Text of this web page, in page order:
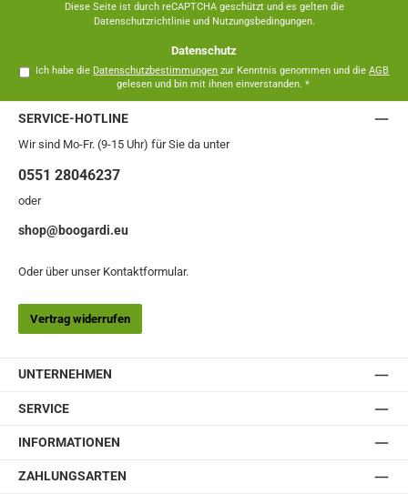
Diese Seite ist durch reCAPTCHA geschützt und es gelten die
Datenschutzrichtlinieund Nutzungsbedingungen.
Datenschutz
Ich habe die Datenschutzbestimmungen zur Kenntnis genommen und dieAGB
gelesen und bin mit ihnen einverstanden. *
SERVICE-HOTLINE
Wir sind Mo-Fr. (9-15 Uhr) für Sie da unter
0551 28046237
oder
shop@boogardi.eu
Oder über unser Kontaktformular.
Vertrag widerrufen
UNTERNEHMEN
SERVICE
INFORMATIONEN
ZAHLUNGSARTEN